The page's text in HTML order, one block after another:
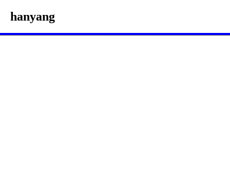
hanyang